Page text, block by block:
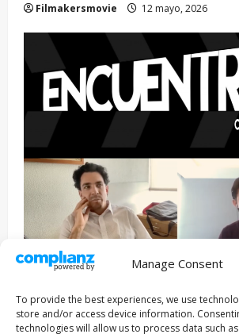
Manage Consent
To provide the best experiences, we use
store and/or access device information.
technologies will allow us to process data such
Filmakersmovie 12 mayo, 2026
Entrevista Series
ENCUENTROS CON IVÁN URIEL
RIVEROLL